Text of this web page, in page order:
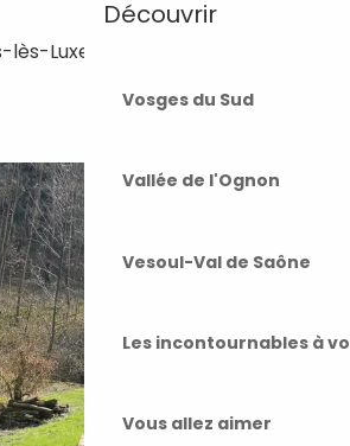
Découvrir
Vosges du Sud
Vallée de l'Ognon
Vesoul-Val de Saône
Les incontournables à
Vous allez aimer
Luxeuil
aux favoris